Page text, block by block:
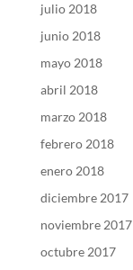
julio 2018
junio 2018
mayo 2018
abril 2018
marzo 2018
febrero 2018
enero 2018
diciembre 2017
noviembre 2017
octubre 2017